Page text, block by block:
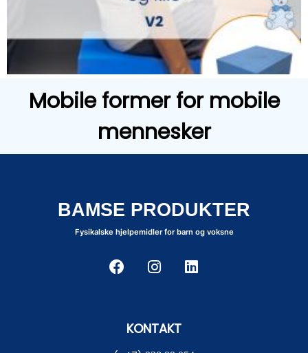
Mobile former for mobile
mennesker
BAMSE PRODUKTER
Fysikalske hjelpemidler for barn og voksne
KONTAKT